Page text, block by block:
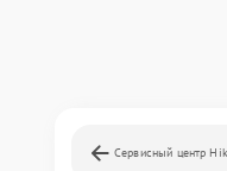
Сервисный центр